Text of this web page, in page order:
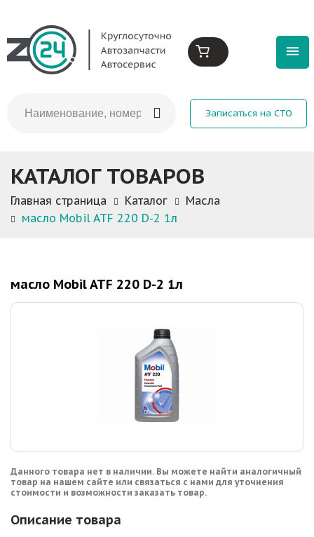
Записаться на СТО
КАТАЛОГ ТОВАРОВ
Главная страница Каталог
Масла
масло Mobil ATF 220 D-2 1л
масло Mobil ATF 220 D-2 1л
Данного товара нет в наличии. Вы можете найти аналогичный
товар на нашем сайте или связаться с нами для уточнения
стоимости и возможности заказать товар.
Описание товара